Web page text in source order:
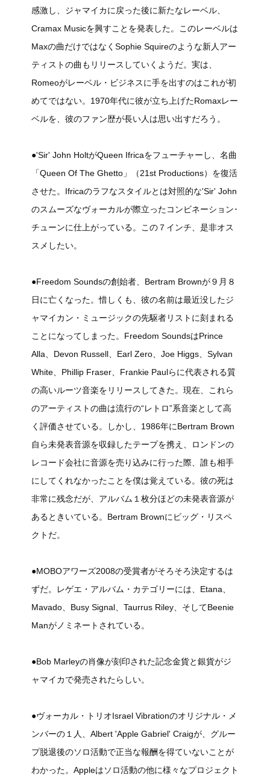
感激し、ジャマイカに戻った後に新たなレーベル、
Cramax Musicを興すことを発表した。このレーベルは
Maxの曲だけではなくSophie Squireのような新人アー
ティストの曲もリリースしていくようだ。実は、
Romeoがレーベル・ビジネスに手を出すのはこれが初
めてではない。1970年代に彼が立ち上げたRomaxレー
ベルを、彼のファン歴が長い人は思い出すだろう。
●'Sir' John HoltがQueen Ifricaをフューチャーし、名曲
「Queen Of The Ghetto」（21st Productions）を復活
させた。Ifricaのラフなスタイルとは対照的な'Sir' John
のスムーズなヴォーカルが際立ったコンビネーション･
チューンに仕上がっている。この７インチ、是非オス
スメしたい。
●Freedom Soundsの創始者、Bertram Brownが９月８
日に亡くなった。惜しくも、彼の名前は最近没したジ
ャマイカン・ミュージックの先駆者リストに刻まれる
ことになってしまった。Freedom SoundsはPrince
Alla、Devon Russell、Earl Zero、Joe Higgs、Sylvan
White、Phillip Fraser、Frankie Paulらに代表される質
の高いルーツ音楽をリリースしてきた。現在、これら
のアーティストの曲は流行の“レトロ”系音楽として高
く評価させている。しかし、1986年にBertram Brown
自ら未発表音源を収録したテープを携え、ロンドンの
レコード会社に音源を売り込みに行った際、誰も相手
にしてくれなかったことを僕は覚えている。彼の死は
非常に残念だが、アルバム１枚分ほどの未発表音源が
あるときいている。Bertram Brownにビッグ・リスペ
クトだ。
●MOBOアワーズ2008の受賞者がそろそろ決定するは
ずだ。レゲエ・アルバム・カテゴリーには、Etana、
Mavado、Busy Signal、Taurrus Riley、そしてBeenie
Manがノミネートされている。
●Bob Marleyの肖像が刻印された記念金貨と銀貨がジ
ャマイカで発売されたらしい。
●ヴォーカル・トリオIsrael Vibrationのオリジナル・メ
ンバーの１人、Albert 'Apple Gabriel' Craigが、グルー
プ脱退後のソロ活動で正当な報酬を得ていないことが
わかった。Appleはソロ活動の他に様々なプロジェクト